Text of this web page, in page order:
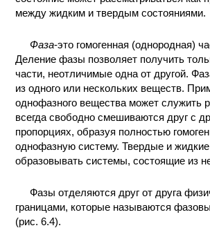
между жидким и твердым состояниями.
Фаза-это гомогенная (однородная)
Деление фазы позволяет получить
части, неотличимые одна от другой.
из одного или нескольких веществ.
однофазного вещества может служить
всегда свободно смешиваются друг с
пропорциях, образуя полностью
однофазную систему. Твердые и
образовывать системы, состоящие из
Фазы отделяются друг от друга
границами, которые называются
(рис. 6.4).